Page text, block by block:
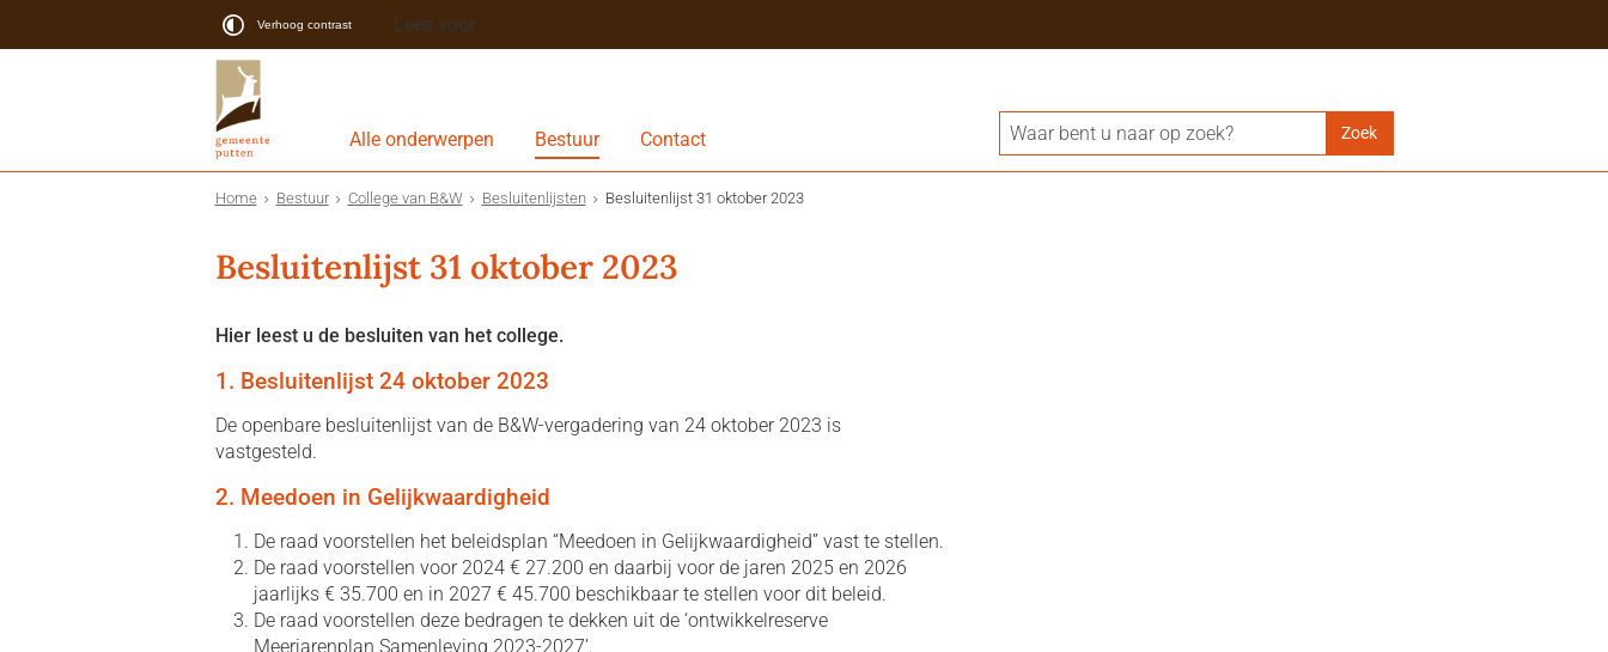
Verhoog contrast Lees voor
Alle onderwerpen Bestuur Contact
Home Bestuur College van B&W Besluitenlijsten Besluitenlijst 31 oktober 2023
Besluitenlijst 31 oktober 2023
Hier leest u de besluiten van het college.
1. Besluitenlijst 24 oktober 2023
De openbare besluitenlijst van de B&W-vergadering van 24 oktober 2023 is
vastgesteld.
2. Meedoen in Gelijkwaardigheid
De raad voorstellen het beleidsplan “Meedoen in Gelijkwaardigheid” vast te stellen.
De raad voorstellen voor 2024 € 27.200 en daarbij voor de jaren 2025 en 2026
jaarlijks € 35.700 en in 2027 € 45.700 beschikbaar te stellen voor dit beleid.
De raad voorstellen deze bedragen te dekken uit de ‘ontwikkelreserve
Meerjarenplan Samenleving 2023-2027’.